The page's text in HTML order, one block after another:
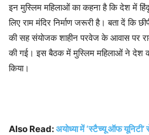
इन मुस्लिम महिलाओं का कहना है कि देश में
लिए राम मंदिर निर्माण जरूरी है। बता दें कि
की सह संयोजक शाहीन परवेज के आवास पर
की गई। इस बैठक में मुस्लिम महिलाओं ने देश
किया।
Also Read:अयोध्या में ‘स्टैच्यू ऑफ यूनिटी’